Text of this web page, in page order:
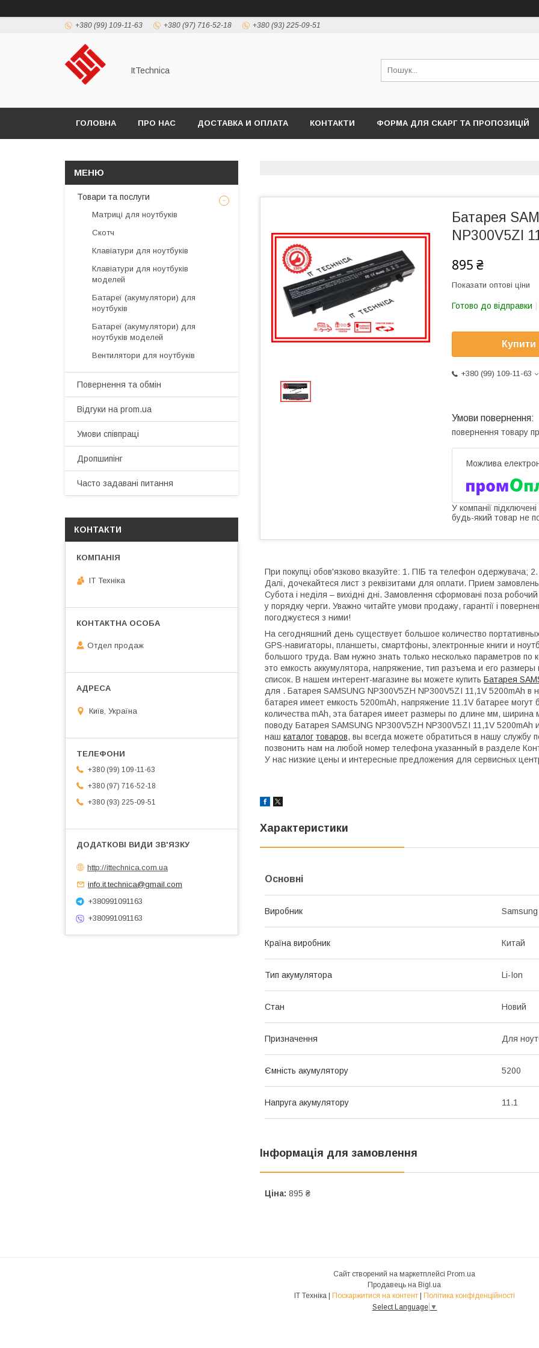
+380 (99) 109-11-63 +380 (97) 716-52-18 +380 (93) 225-09-51
ItTechnica
ГОЛОВНА ПРО НАС ДОСТАВКА И ОПЛАТА КОНТАКТИ ФОРМА ДЛЯ СКАРГ ТА ПРОПОЗИЦІЙ
Батарея
NP300V5ZI
895 ₴
Показати оптові ціни
Готово до відправки
Купити
+380 (99) 109-11-63
повернення товару
У компанії
будь-який товар не
При покупці обов'язково вказуйте: 1. ПІБ та телефон одержувача;
Далі, дочекайтеся лист з реквізитами для оплати. Прием
Субота і неділя – вихідні дні. Замовлення сформовані поза
у порядку черги. Уважно читайте умови продажу, гарантії і
погоджуєтеся з ними!
На сегодняшний день существует большое количество
GPS-навигаторы, планшеты, смартфоны, электронные книги и
большого труда. Вам нужно знать только несколько параметров
это емкость аккумулятора, напряжение, тип разъема и его
список. В нашем интерент-магазине вы можете купить Батарея
для . Батарея SAMSUNG NP300V5ZH NP300V5ZI 11,1V 5200mAh в
батарея имеет емкость 5200mAh, напряжение 11.1V батарее могут
количества mAh, эта батарея имеет размеры по длине мм,
поводу Батарея SAMSUNG NP300V5ZH NP300V5ZI 11,1V 5200mAh
наш каталог товаров, вы всегда можете обратиться в нашу службу
позвонить нам на любой номер телефона указанный в разделе
У нас низкие цены и интересные предложения для сервисных
Характеристики
Основні
Виробник Samsung
Країна виробник Китай
Тип акумулятора Li-Ion
Стан Новий
Призначення Для
Ємність акумулятору 5200
Напруга акумулятору 11.1
Інформація для замовлення
Ціна: 895 ₴
Товари та послуги
Матриці для ноутбуків
Скотч
Клавіатури для ноутбуків
Клавіатури для ноутбуків
моделей
Батареї (акумулятори) для
ноутбуків
Батареї (акумулятори) для
ноутбуків моделей
Вентилятори для ноутбуків
Повернення та обмін
Відгуки на prom.ua
Умови співпраці
Дропшипінг
Часто задавані питання
КОНТАКТИ
IT Техніка
Отдел продаж
Київ, Україна
+380 (99) 109-11-63
+380 (97) 716-52-18
+380 (93) 225-09-51
http://ittechnica.com.ua
info.it.technica@gmail.com
+380991091163
+380991091163
Сайт створений на маркетплейсі Prom.ua
Продавець на Bigl.ua
IT Техніка | Поскаржитися на контент | Політика конфіденційності
Select Language ▼